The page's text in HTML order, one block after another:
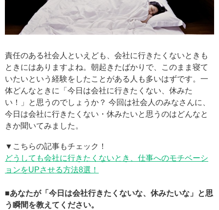
責任のある社会人といえども、会社に行きたくないときも
ときにはありますよね。朝起きたばかりで、このまま寝て
いたいという経験をしたことがある人も多いはずです。一
体どんなときに「今日は会社に行きたくない、休みた
い！」と思うのでしょうか？ 今回は社会人のみなさんに、
今日は会社に行きたくない・休みたいと思うのはどんなと
きか聞いてみました。
▼こちらの記事もチェック！
どうしても会社に行きたくないとき、仕事へのモチベーシ
ョンをUPさせる方法8選！
■あなたが「今日は会社行きたくないな、休みたいな」と思
う瞬間を教えてください。